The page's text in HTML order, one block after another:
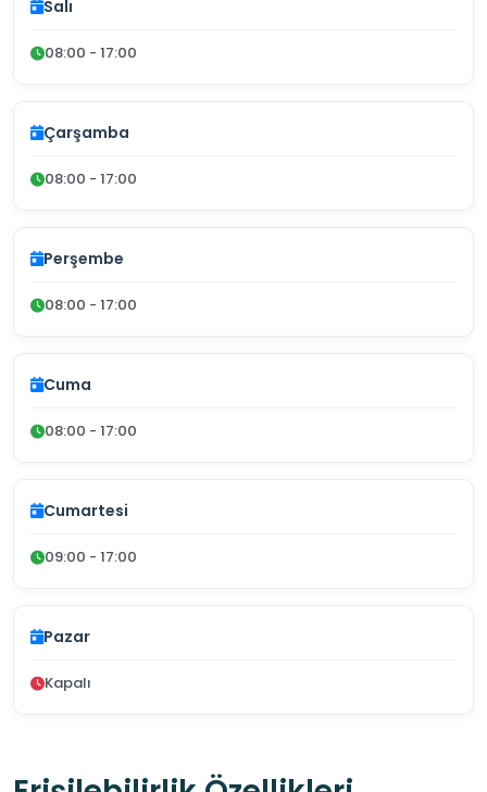
Salı
08:00 - 17:00
Çarşamba
08:00 - 17:00
Perşembe
08:00 - 17:00
Cuma
08:00 - 17:00
Cumartesi
09:00 - 17:00
Pazar
Kapalı